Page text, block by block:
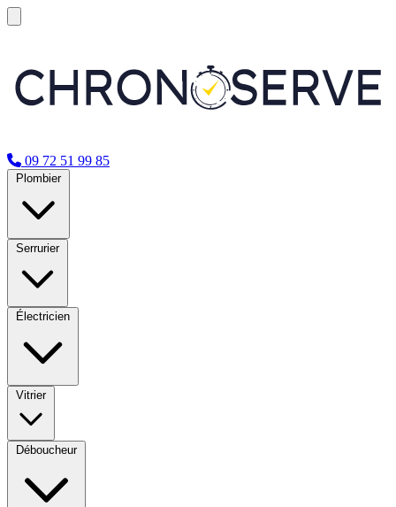
09 72 51 99 85
Plombier
Serrurier
Électricien
Vitrier
Déboucheur